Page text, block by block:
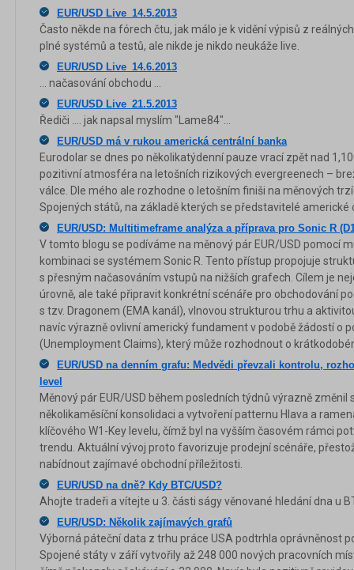
EUR/USD Live_14.5.2013
Často někde na fórech čtu, jak málo je k vidění výpisů z
plné systémů a testů, ale nikde je nikdo neukáže live.
EUR/USD Live_14.6.2013
... načasování obchodu ...
EUR/USD Live_21.5.2013
Řediči .... jak napsal myslím "Lame84"...
EUR/USD má v rukou americká centrální banka
Eurodolar se dnes po několikatýdenní pauze vrací zpět nad
pozitivní atmosféra na letošních rizikových evergreenech –
válce. Dle mého ale rozhodne o letošním finiši na měnových
Spojených států, na základě kterých se představitelé americké
EUR/USD: Multitimeframe analýza a příprava pro Sonic R
V tomto blogu se podíváme na měnový pár EUR/USD pomocí
kombinaci se systémem Sonic R. Tento přístup propojuje
s přesným načasováním vstupů na nižších grafech. Cílem je
úrovně, ale také připravit konkrétní scénáře pro obchodování
s tzv. Dragonem (EMA kanál), vlnovou strukturou trhu a
navíc výrazně ovlivní americký fundament v podobě žádostí o
(Unemployment Claims), který může rozhodnout o
EUR/USD na denním grafu: Medvědi převzali kontrolu,
level
Měnový pár EUR/USD během posledních týdnů výrazně změnil
několikaměsíční konsolidaci a vytvoření patternu Hlava a
klíčového W1-Key levelu, čímž byl na vyšším časovém rámci
trendu. Aktuální vývoj proto favorizuje prodejní scénáře,
nabídnout zajímavé obchodní příležitosti.
EUR/USD na dně? Kdy BTC/USD?
Ahojte tradeři a vítejte u 3. části ságy věnované hledání dna u
EUR/USD: Několik zajímavých grafů
Výborná páteční data z trhu práce USA podtrhla oprávněnost
Spojené státy v září vytvořily až 248 000 nových pracovních